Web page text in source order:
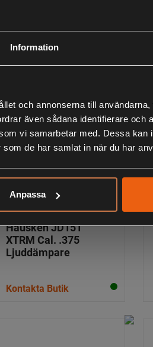
Information
och annonserna till
även sådana identifierare och
vi samarbetar med. Dessa kan
de har samlat in när du har
Anpassa
*
4 295:-
inklusive moms
Hausken JD151
XTRM Cal. .375
Ljuddämpare
Kontakta Butik